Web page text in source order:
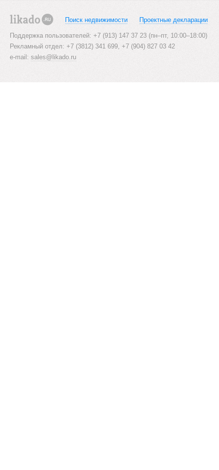
Поиск недвижимости Проектные декларации
Поддержка пользователей: +7 (913) 147 37 23 (пн–пт, 10:00–18:00)
Рекламный отдел: +7 (3812) 341 699, +7 (904) 827 03 42
e-mail: sales@likado.ru